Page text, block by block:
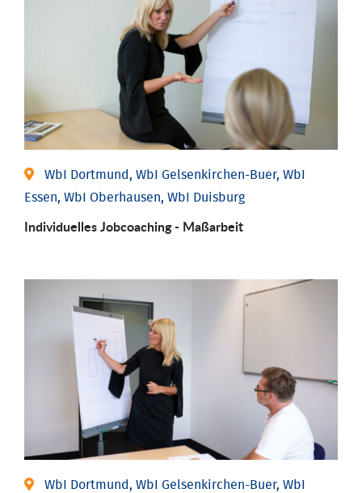
WbI Dortmund, WbI Gelsenkirchen-Buer, WbI
Essen, WbI Oberhausen, WbI Duisburg
Individu­elles Job­coaching - Maßarbeit
WbI Dortmund, WbI Gelsenkirchen-Buer, WbI